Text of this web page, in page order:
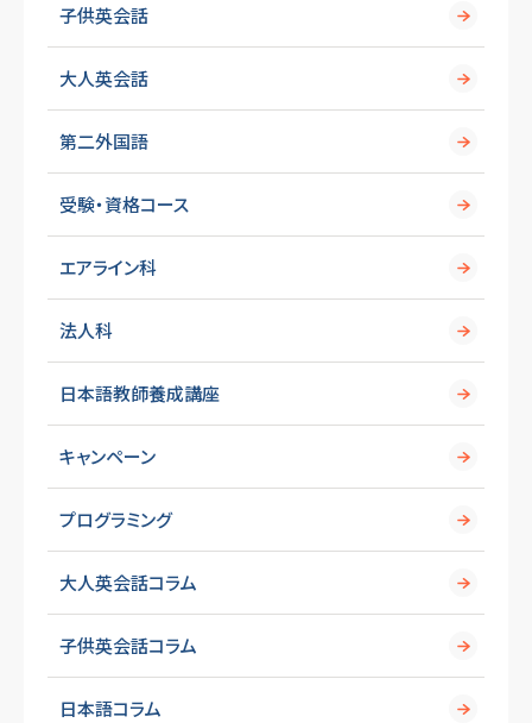
子供英会話
大人英会話
第二外国語
受験・資格コース
エアライン科
法人科
日本語教師養成講座
キャンペーン
プログラミング
大人英会話コラム
子供英会話コラム
日本語コラム